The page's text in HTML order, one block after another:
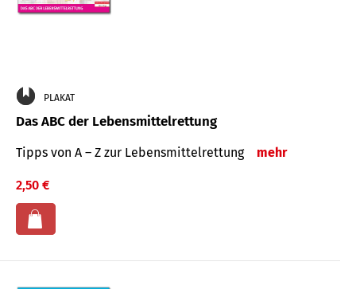
PLAKAT
Das ABC der Lebensmittelrettung
Tipps von A – Z zur Lebensmittelrettung mehr
2,50 €